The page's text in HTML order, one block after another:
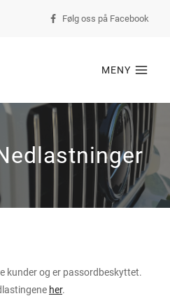
Følg oss på Facebook
MENY
kunder og er passordbeskyttet.
her.